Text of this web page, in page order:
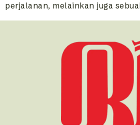
perjalanan, melainkan juga